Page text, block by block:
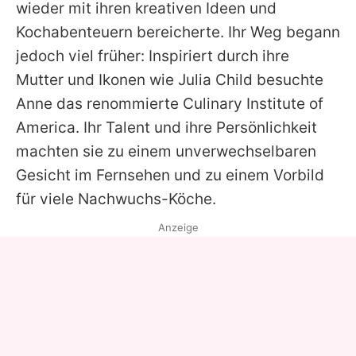
wieder mit ihren kreativen Ideen und
Kochabenteuern bereicherte. Ihr Weg begann
jedoch viel früher: Inspiriert durch ihre
Mutter und Ikonen wie Julia Child besuchte
Anne das renommierte Culinary Institute of
America. Ihr Talent und ihre Persönlichkeit
machten sie zu einem unverwechselbaren
Gesicht im Fernsehen und zu einem Vorbild
für viele Nachwuchs-Köche.
Anzeige